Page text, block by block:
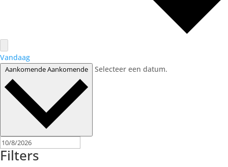
Vandaag
AankomendeAankomende Selecteer een datum.
Filters